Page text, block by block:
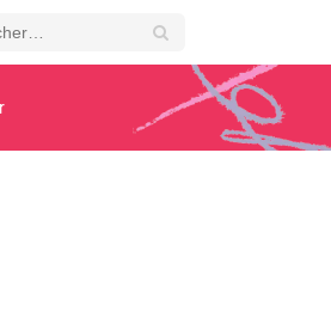
Devilishly Easy » fait le buzz